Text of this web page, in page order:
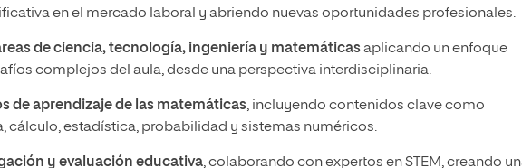
en el mercado laboral y abriendo nuevas oportunidades profesionales.
de ciencia, tecnología, ingeniería y matemáticasaplicando un enfoque
complejos del aula, desde una perspectiva interdisciplinaria.
de aprendizaje de las matemáticas, incluyendo contenidos clave como
cálculo, estadística, probabilidad y sistemas numéricos.
y evaluación educativa, colaborando con expertos en STEM, creando